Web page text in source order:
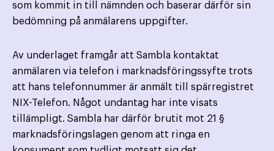
som kommit in till nämnden och baserar därför sin
bedömning på anmälarens uppgifter.
Av underlaget framgår att Sambla kontaktat
anmälaren via telefon i marknadsföringssyfte trots
att hans telefonnummer är anmält till spärregistret
NIX-Telefon. Något undantag har inte visats
tillämpligt. Sambla har därför brutit mot 21 §
marknadsföringslagen genom att ringa en